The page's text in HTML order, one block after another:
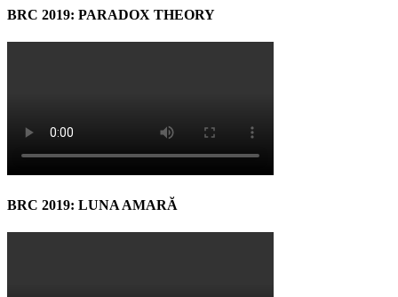
BRC 2019: PARADOX THEORY
BRC 2019: LUNA AMARĂ